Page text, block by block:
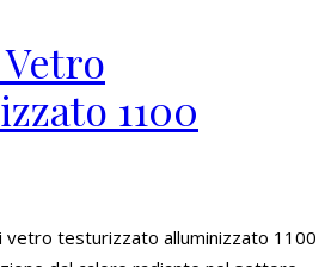
1100
vetro testurizzato alluminizzato 1100